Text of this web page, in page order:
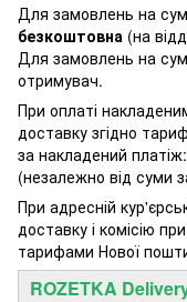
Для замовлень на
безкоштовна (на
Для замовлень на
отримувач.
При оплаті
доставку згідно
за накладений
(незалежно від суми
При адресній
доставку і комісію
тарифами Нової
ROZETKA